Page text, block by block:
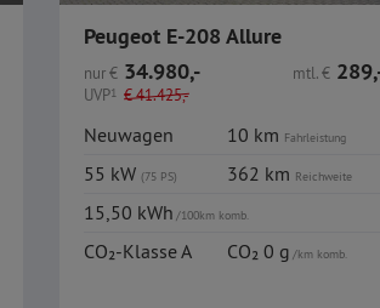
Peugeot E-208 Allure
nur€ 34.980,-
UVP1 €41.425,-
mtl.€
Neuwagen 10 km Fahrleistung
55 kW (75 PS) 362 km Reichweite
15,50 kWh/100km komb.
CO₂-Klasse A CO₂ 0 g/km komb.